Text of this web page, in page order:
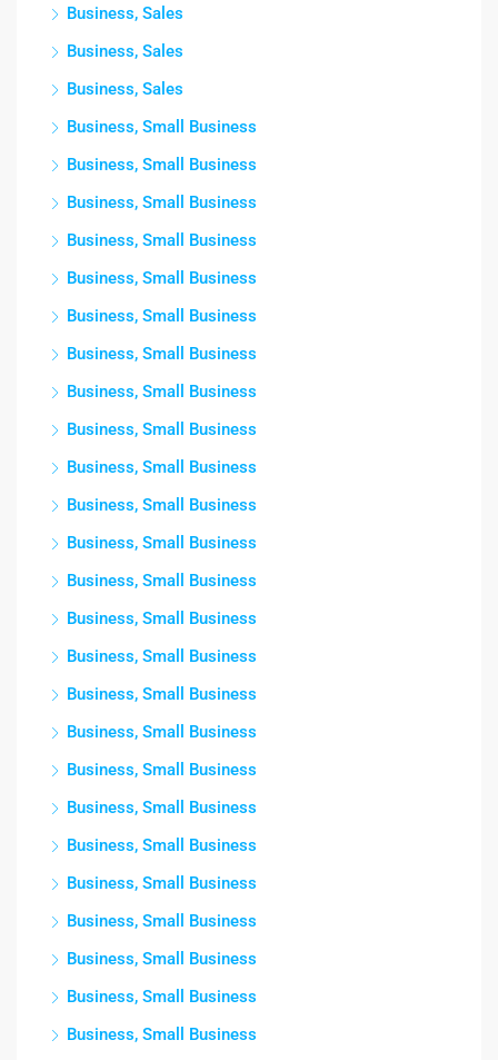
Business, Sales
Business, Sales
Business, Sales
Business, Small Business
Business, Small Business
Business, Small Business
Business, Small Business
Business, Small Business
Business, Small Business
Business, Small Business
Business, Small Business
Business, Small Business
Business, Small Business
Business, Small Business
Business, Small Business
Business, Small Business
Business, Small Business
Business, Small Business
Business, Small Business
Business, Small Business
Business, Small Business
Business, Small Business
Business, Small Business
Business, Small Business
Business, Small Business
Business, Small Business
Business, Small Business
Business, Small Business